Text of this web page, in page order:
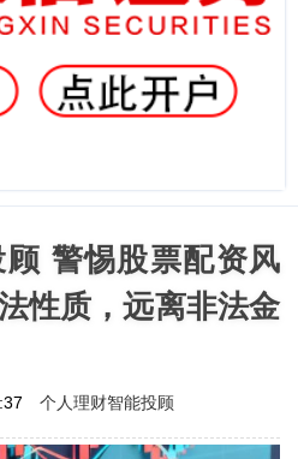
警惕股票配资风
性质，远离非法金
个人理财智能投顾